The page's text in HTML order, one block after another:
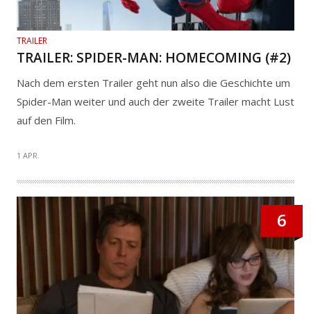
TRAILER
TRAILER: SPIDER-MAN: HOMECOMING (#2)
Nach dem ersten Trailer geht nun also die Geschichte um
Spider-Man weiter und auch der zweite Trailer macht Lust
auf den Film.
1 APR.
6